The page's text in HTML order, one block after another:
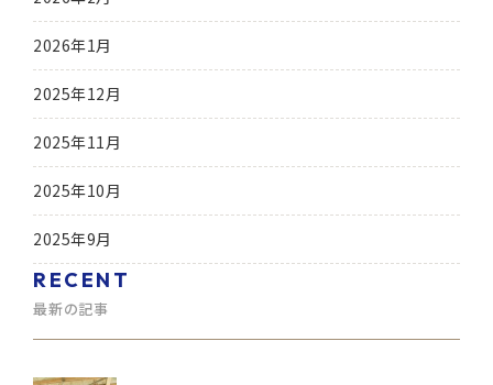
2026年1月
2025年12月
2025年11月
2025年10月
2025年9月
RECENT
最新の記事